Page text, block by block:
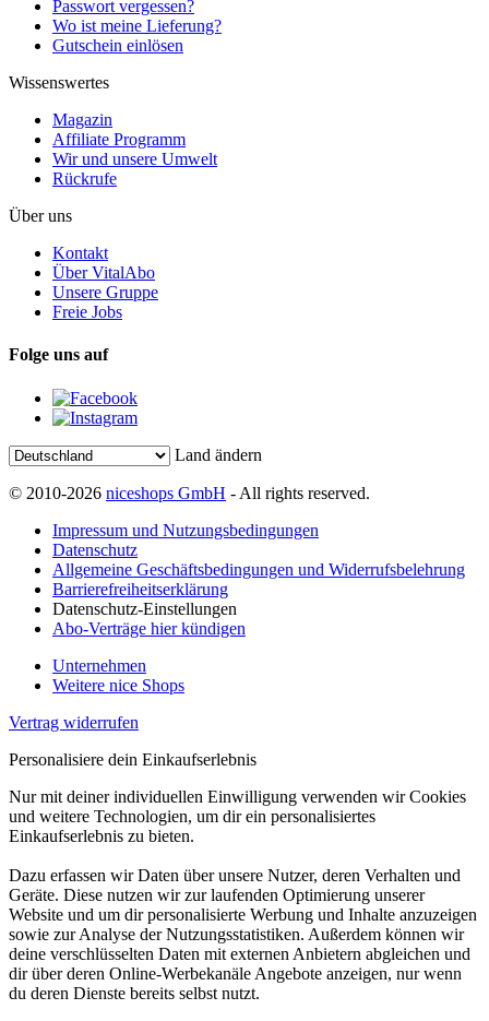
Passwort vergessen?
Wo ist meine Lieferung?
Gutschein einlösen
Wissenswertes
Magazin
Affiliate Programm
Wir und unsere Umwelt
Rückrufe
Über uns
Kontakt
Über VitalAbo
Unsere Gruppe
Freie Jobs
Folge uns auf
Land ändern
© 2010-2026 niceshops GmbH - All rights reserved.
Impressum und Nutzungsbedingungen
Datenschutz
Allgemeine Geschäftsbedingungen und Widerrufsbelehrung
Barrierefreiheitserklärung
Datenschutz-Einstellungen
Abo-Verträge hier kündigen
Unternehmen
Weitere nice Shops
Vertrag widerrufen
Personalisiere dein Einkaufserlebnis
Nur mit deiner individuellen Einwilligung verwenden wir Cookies
und weitere Technologien, um dir ein personalisiertes
Einkaufserlebnis zu bieten.
Dazu erfassen wir Daten über unsere Nutzer, deren Verhalten und
Geräte. Diese nutzen wir zur laufenden Optimierung unserer
Website und um dir personalisierte Werbung und Inhalte anzuzeigen
sowie zur Analyse der Nutzungsstatistiken. Außerdem können wir
deine verschlüsselten Daten mit externen Anbietern abgleichen und
dir über deren Online-Werbekanäle Angebote anzeigen, nur wenn
du deren Dienste bereits selbst nutzt.